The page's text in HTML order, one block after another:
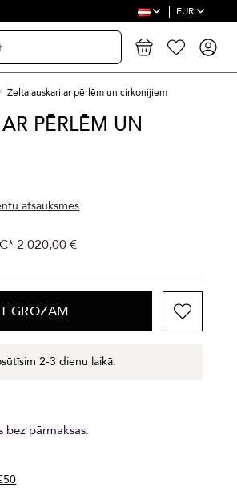
EUR
Zelta auskari ar pērlēm un cirkonijiem
PĒRLĒM UN
atsauksmes
2 020,00 €
GROZAM
2-3 dienu laikā.
bez pārmaksas.